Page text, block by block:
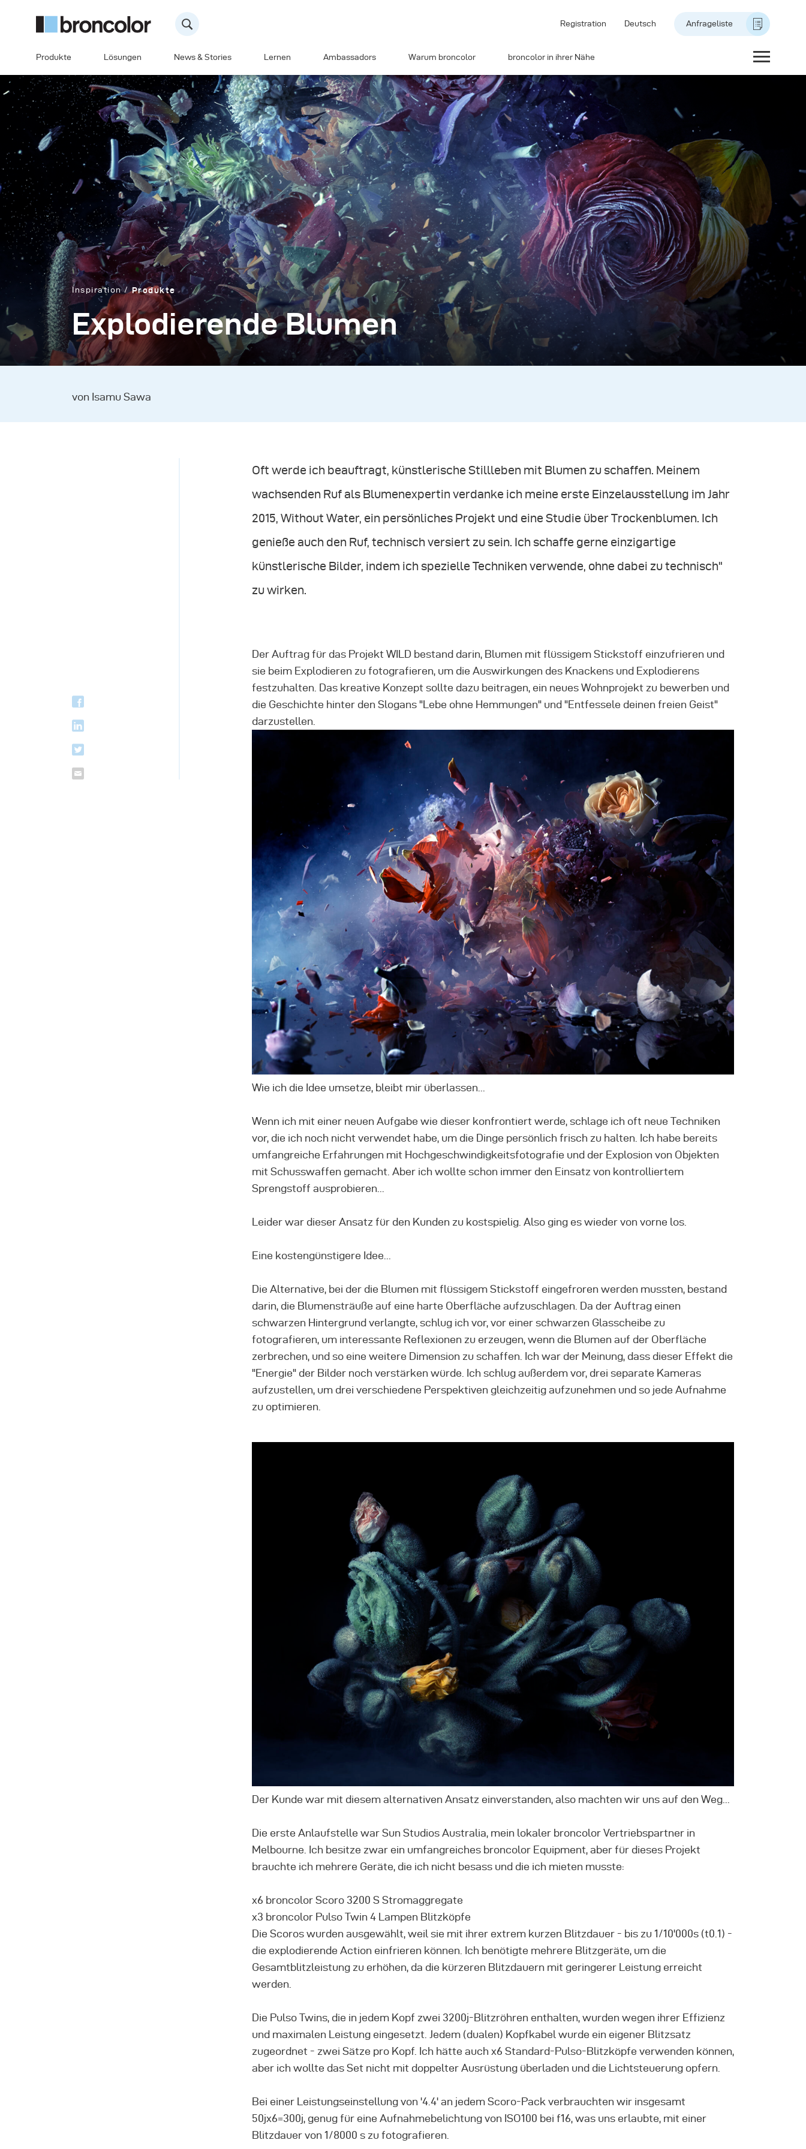
Registration Deutsch Anfrageliste
Produkte Lösungen News & Stories Lernen Ambassadors Warum broncolor broncolor in ihrer Nähe
Inspiration Produkte
Explodierende Blumen
von Isamu Sawa
Oft werde ich beauftragt, künstlerische Stillleben mit Blumen zu schaffen. Meinem
wachsenden Ruf als Blumenexpertin verdanke ich meine erste Einzelausstellung im Jahr
2015, Without Water, ein persönliches Projekt und eine Studie über Trockenblumen. Ich
genieße auch den Ruf, technisch versiert zu sein. Ich schaffe gerne einzigartige
künstlerische Bilder, indem ich spezielle Techniken verwende, ohne dabei zu technisch"
zu wirken.
Der Auftrag für das Projekt WILD bestand darin, Blumen mit flüssigem Stickstoff einzufrieren und
sie beim Explodieren zu fotografieren, um die Auswirkungen des Knackens und Explodierens
festzuhalten. Das kreative Konzept sollte dazu beitragen, ein neues Wohnprojekt zu bewerben und
die Geschichte hinter den Slogans "Lebe ohne Hemmungen" und "Entfessele deinen freien Geist"
darzustellen.
Wie ich die Idee umsetze, bleibt mir überlassen...
Wenn ich mit einer neuen Aufgabe wie dieser konfrontiert werde, schlage ich oft neue Techniken
vor, die ich noch nicht verwendet habe, um die Dinge persönlich frisch zu halten. Ich habe bereits
umfangreiche Erfahrungen mit Hochgeschwindigkeitsfotografie und der Explosion von Objekten
mit Schusswaffen gemacht. Aber ich wollte schon immer den Einsatz von kontrolliertem
Sprengstoff ausprobieren...
Leider war dieser Ansatz für den Kunden zu kostspielig. Also ging es wieder von vorne los.
Eine kostengünstigere Idee...
Die Alternative, bei der die Blumen mit flüssigem Stickstoff eingefroren werden mussten, bestand
darin, die Blumensträuße auf eine harte Oberfläche aufzuschlagen. Da der Auftrag einen
schwarzen Hintergrund verlangte, schlug ich vor, vor einer schwarzen Glasscheibe zu
fotografieren, um interessante Reflexionen zu erzeugen, wenn die Blumen auf der Oberfläche
zerbrechen, und so eine weitere Dimension zu schaffen. Ich war der Meinung, dass dieser Effekt die
"Energie" der Bilder noch verstärken würde. Ich schlug außerdem vor, drei separate Kameras
aufzustellen, um drei verschiedene Perspektiven gleichzeitig aufzunehmen und so jede Aufnahme
zu optimieren.
Der Kunde war mit diesem alternativen Ansatz einverstanden, also machten wir uns auf den Weg...
Die erste Anlaufstelle war Sun Studios Australia, mein lokaler broncolor Vertriebspartner in
Melbourne. Ich besitze zwar ein umfangreiches broncolor Equipment, aber für dieses Projekt
brauchte ich mehrere Geräte, die ich nicht besass und die ich mieten musste:
x6 broncolor Scoro 3200 S Stromaggregate
x3 broncolor Pulso Twin 4 Lampen Blitzköpfe
Die Scoros wurden ausgewählt, weil sie mit ihrer extrem kurzen Blitzdauer - bis zu 1/10'000s (t0.1) -
die explodierende Action einfrieren können. Ich benötigte mehrere Blitzgeräte, um die
Gesamtblitzleistung zu erhöhen, da die kürzeren Blitzdauern mit geringerer Leistung erreicht
werden.
Die Pulso Twins, die in jedem Kopf zwei 3200j-Blitzröhren enthalten, wurden wegen ihrer Effizienz
und maximalen Leistung eingesetzt. Jedem (dualen) Kopfkabel wurde ein eigener Blitzsatz
zugeordnet - zwei Sätze pro Kopf. Ich hätte auch x6 Standard-Pulso-Blitzköpfe verwenden können,
aber ich wollte das Set nicht mit doppelter Ausrüstung überladen und die Lichtsteuerung opfern.
Bei einer Leistungseinstellung von '4.4' an jedem Scoro-Pack verbrauchten wir insgesamt
50jx6=300j, genug für eine Aufnahmebelichtung von ISO100 bei f16, was uns erlaubte, mit einer
Blitzdauer von 1/8000 s zu fotografieren.